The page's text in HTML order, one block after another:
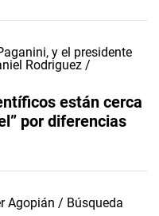
están cerca
por diferencias